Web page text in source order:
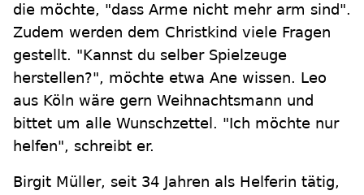
die möchte, "dass Arme nicht mehr arm sind".
Zudem werden dem Christkind viele Fragen
gestellt. "Kannst du selber Spielzeuge
herstellen?", möchte etwa Ane wissen. Leo
aus Köln wäre gern Weihnachtsmann und
bittet um alle Wunschzettel. "Ich möchte nur
helfen", schreibt er.
Birgit Müller, seit 34 Jahren als Helferin tätig,